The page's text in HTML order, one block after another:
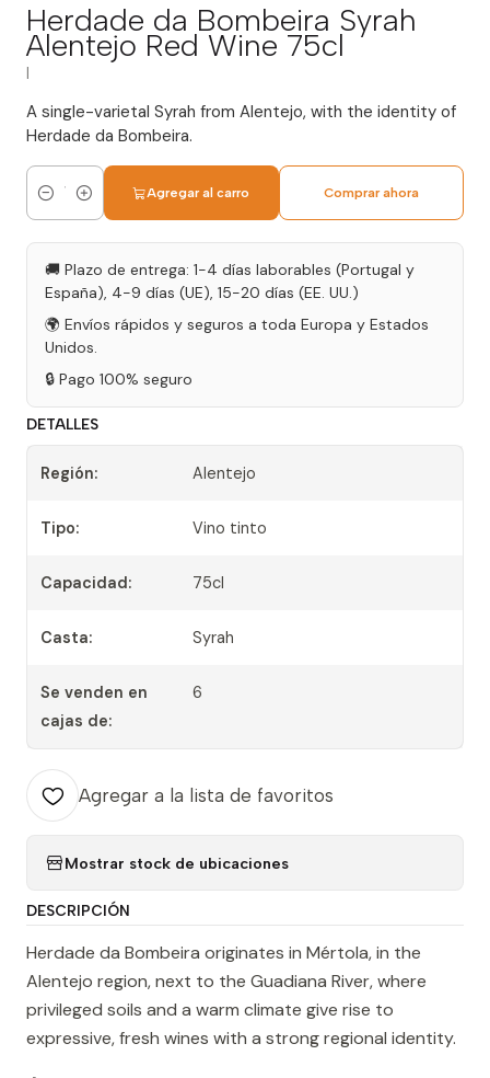
Herdade da Bombeira Syrah
Alentejo Red Wine 75cl
A single-varietal Syrah from Alentejo, with the identity of
Herdade da Bombeira.
Cantidad
Agregar al carro Comprar ahora
🚚 Plazo de entrega: 1-4 días laborables (Portugal y
España), 4-9 días (UE), 15-20 días (EE. UU.)
🌍 Envíos rápidos y seguros a toda Europa y Estados
Unidos.
🔒 Pago 100% seguro
DETALLES
Región: Alentejo
Tipo: Vino tinto
Capacidad: 75cl
Casta: Syrah
Se venden en
cajas de:
6
Agregar a la lista de favoritos
Mostrar stock de ubicaciones
DESCRIPCIÓN
Herdade da Bombeira originates in Mértola, in the
Alentejo region, next to the Guadiana River, where
privileged soils and a warm climate give rise to
expressive, fresh wines with a strong regional identity.